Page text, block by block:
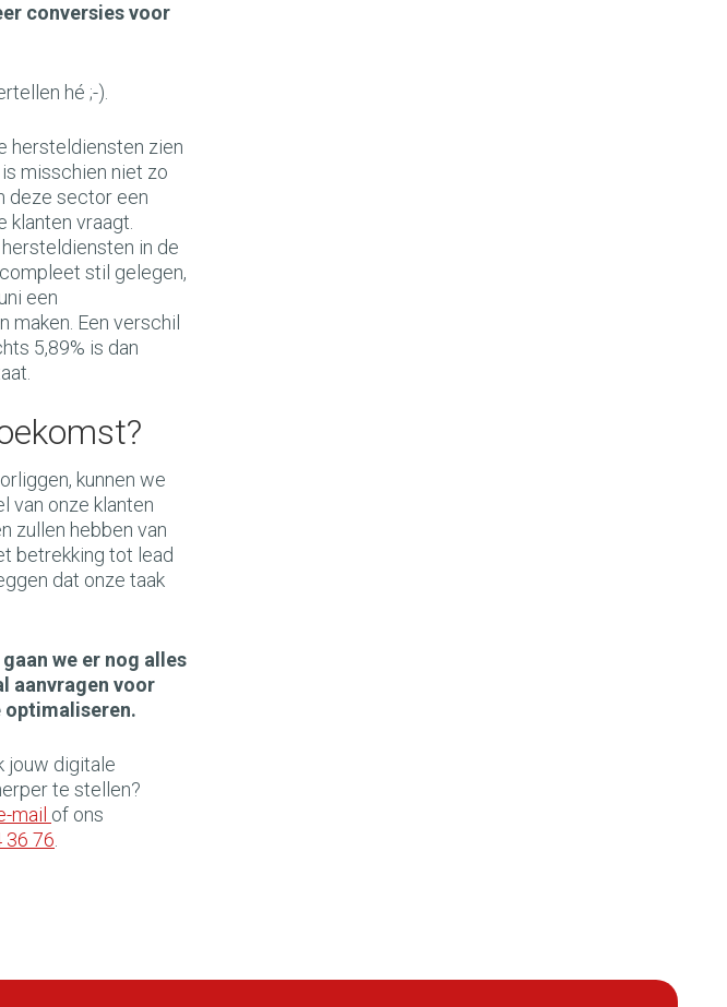
conversies voor
hé ;-).
hersteldiensten zien
misschien niet zo
deze sector een
klanten vraagt.
in de
stil gelegen,
een
maken. Een verschil
5,89% is dan
kunnen we
van onze klanten
zullen hebben van
betrekking tot lead
dat onze taak
we er nog alles
aanvragen voor
optimaliseren.
jouw digitale
te stellen?
mail of ons
36 76